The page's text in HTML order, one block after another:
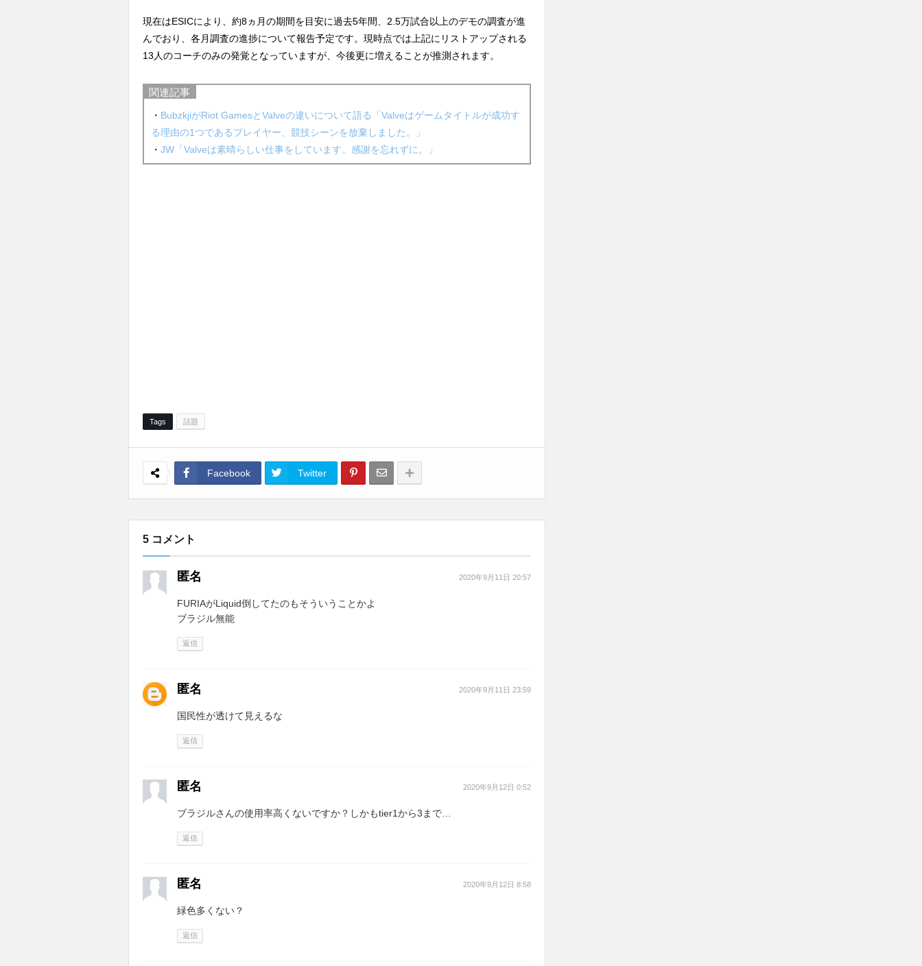
現在はESICにより、約8ヵ月の期間を目安に過去5年間、2.5万試合以上のデモの調査が進
んでおり、各月調査の進捗について報告予定です。現時点では上記にリストアップされる
13人のコーチのみの発覚となっていますが、今後更に増えることが推測されます。
関連記事
・ BubzkjiがRiot GamesとValveの違いについて語る「Valveはゲームタイトルが成功す
る理由の1つであるプレイヤー、競技シーンを放棄しました。」
・ JW「Valveは素晴らしい仕事をしています。感謝を忘れずに。」
Tags 話題
Facebook Twitter
5 コメント
匿名 2020年9月11日 20:57
FURIAがLiquid倒してたのもそういうことかよ
ブラジル無能
返信
匿名 2020年9月11日 23:59
国民性が透けて見えるな
返信
匿名 2020年9月12日 0:52
ブラジルさんの使用率高くないですか？しかもtier1から3まで…
返信
匿名 2020年9月12日 8:58
緑色多くない？
返信